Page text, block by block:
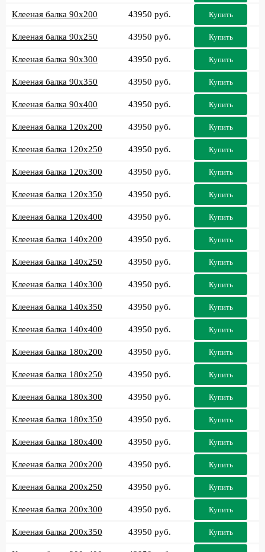
Клееная балка 90x200 43950 руб. Купить
Клееная балка 90x250 43950 руб. Купить
Клееная балка 90x300 43950 руб. Купить
Клееная балка 90x350 43950 руб. Купить
Клееная балка 90x400 43950 руб. Купить
Клееная балка 120x200 43950 руб. Купить
Клееная балка 120x250 43950 руб. Купить
Клееная балка 120x300 43950 руб. Купить
Клееная балка 120x350 43950 руб. Купить
Клееная балка 120x400 43950 руб. Купить
Клееная балка 140x200 43950 руб. Купить
Клееная балка 140x250 43950 руб. Купить
Клееная балка 140x300 43950 руб. Купить
Клееная балка 140x350 43950 руб. Купить
Клееная балка 140x400 43950 руб. Купить
Клееная балка 180x200 43950 руб. Купить
Клееная балка 180x250 43950 руб. Купить
Клееная балка 180x300 43950 руб. Купить
Клееная балка 180x350 43950 руб. Купить
Клееная балка 180x400 43950 руб. Купить
Клееная балка 200x200 43950 руб. Купить
Клееная балка 200x250 43950 руб. Купить
Клееная балка 200x300 43950 руб. Купить
Клееная балка 200x350 43950 руб. Купить